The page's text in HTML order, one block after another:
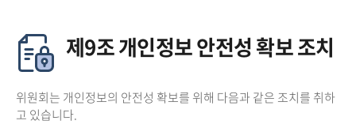
제9조 개인정보 안전성 확보 조치
위원회는 개인정보의 안전성 확보를 위해 다음과 같은 조치를 취하
고 있습니다.